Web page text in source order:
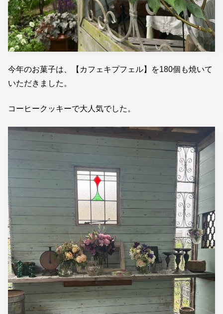
今年のお菓子は、【カフェキプフェル】を180個も焼いて
いただきました。
コーヒークッキーで大人気でした。